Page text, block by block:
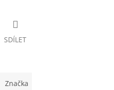
SDÍLET
Značka